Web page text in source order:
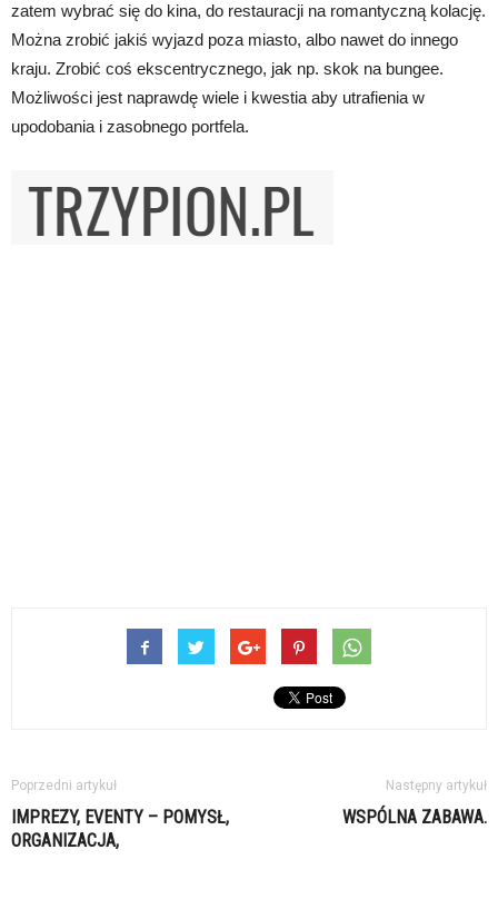
zatem wybrać się do kina, do restauracji na romantyczną kolację.
Można zrobić jakiś wyjazd poza miasto, albo nawet do innego
kraju. Zrobić coś ekscentrycznego, jak np. skok na bungee.
Możliwości jest naprawdę wiele i kwestia aby utrafienia w
upodobania i zasobnego portfela.
Poprzedni artykuł
IMPREZY, EVENTY – POMYSŁ,
ORGANIZACJA,
Następny artykuł
WSPÓLNA ZABAWA.